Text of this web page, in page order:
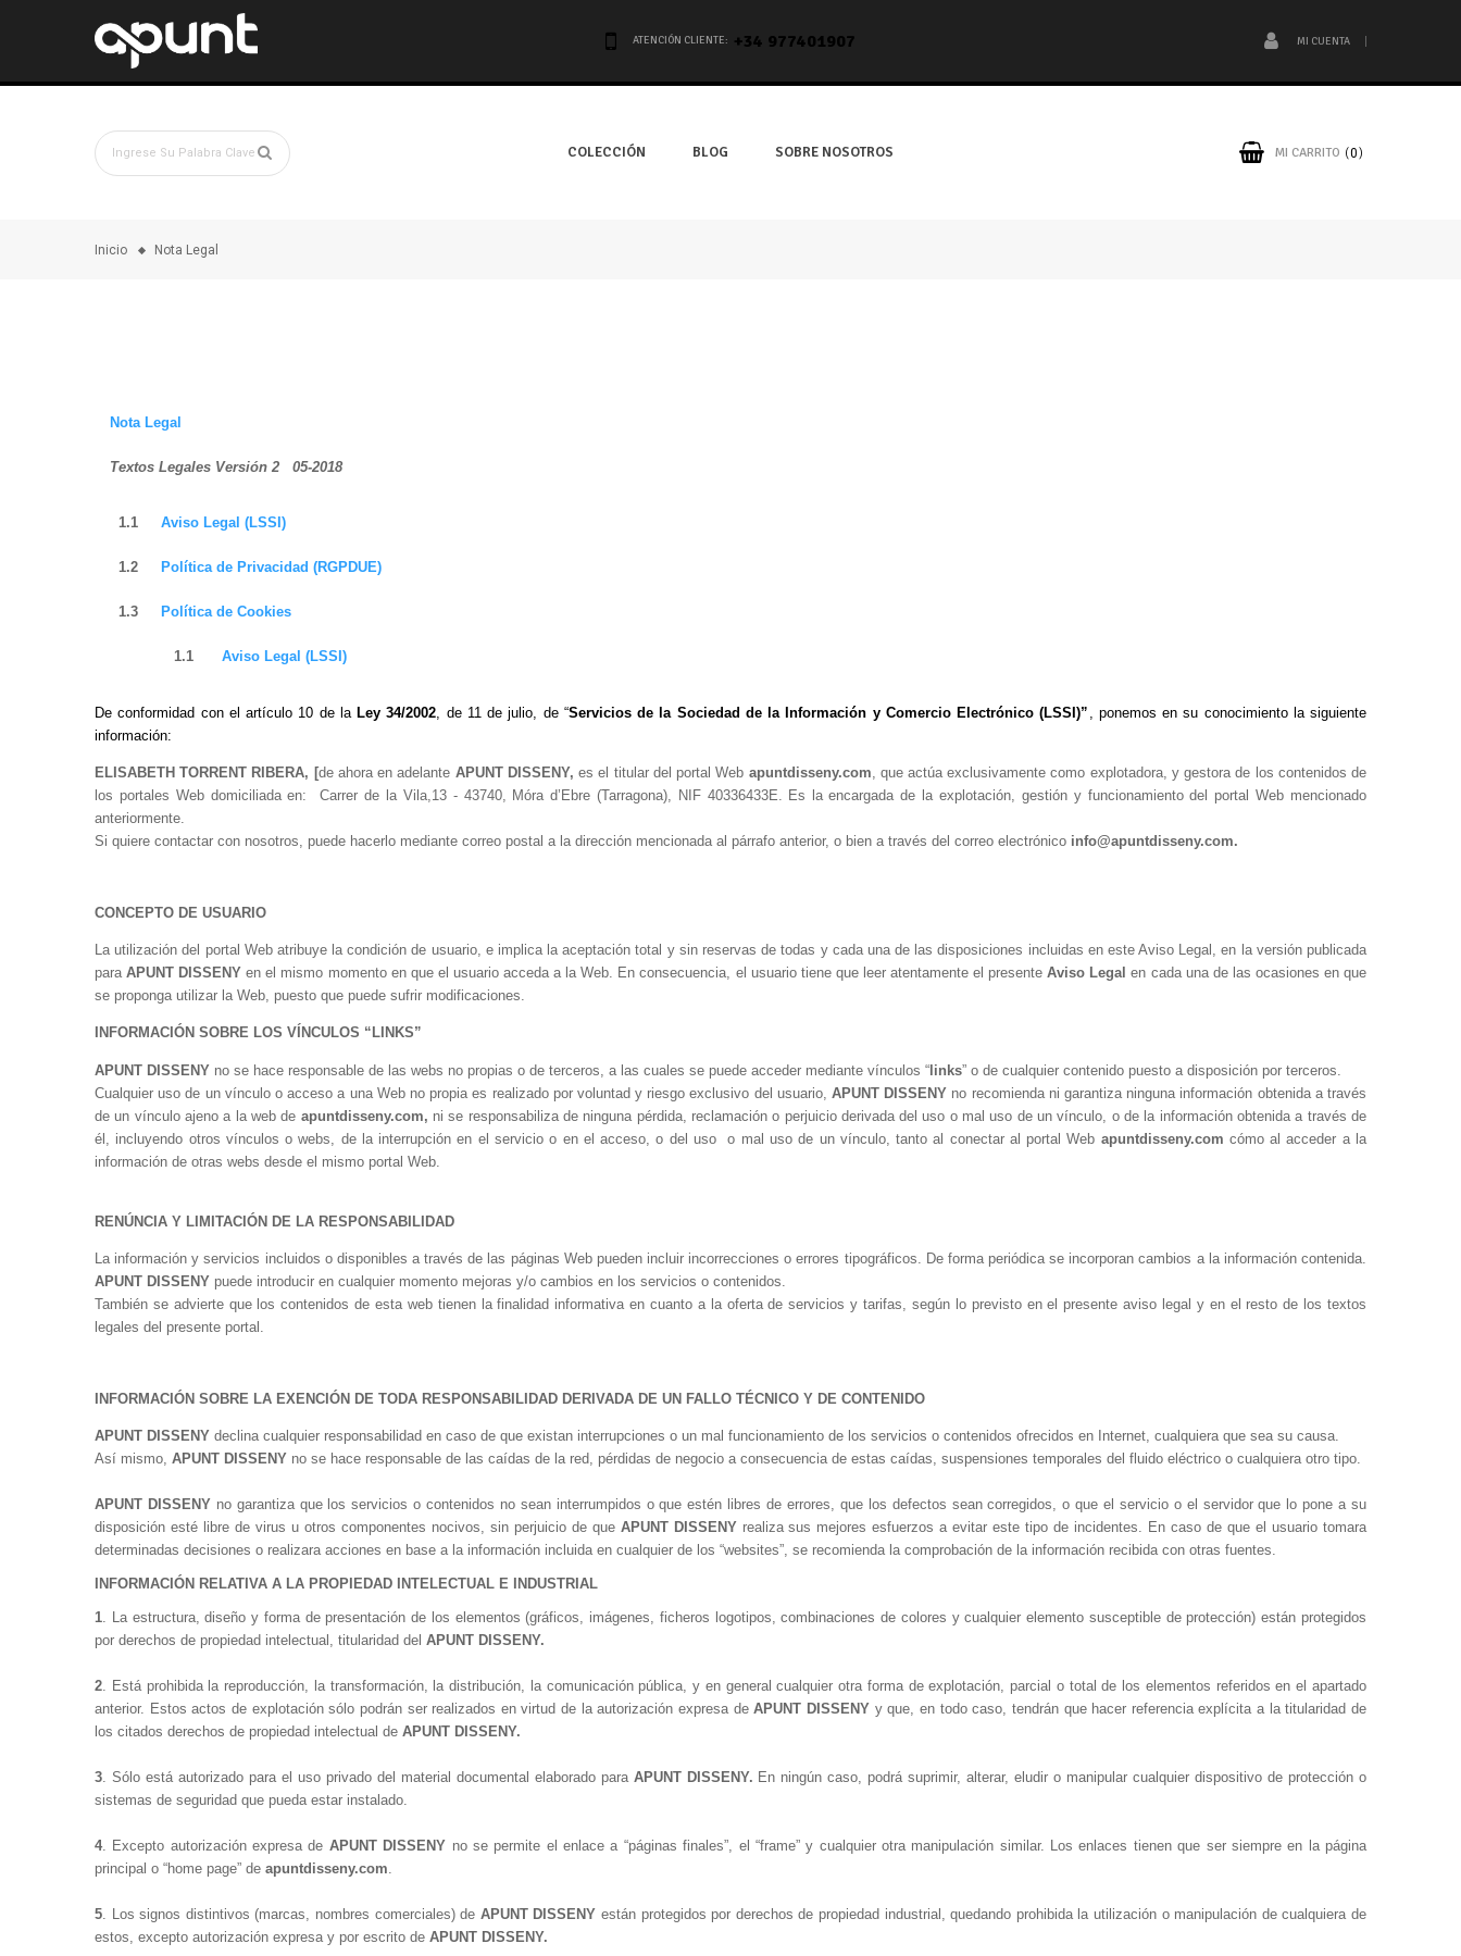
ATENCIÓN CLIENTE: +34 977401907 MI CUENTA
COLECCIÓN BLOG SOBRE NOSOTROS 0
MI CARRITO
Inicio Nota Legal
Nota Legal
Textos Legales Versión 2 05-2018
1.1 Aviso Legal (LSSI)
1.2 Política de Privacidad (RGPDUE)
1.3 Política de Cookies
1.1 Aviso Legal (LSSI)
De conformidad con el artículo 10 de la Ley 34/2002, de 11 de julio, de “Servicios de la Sociedad de la Información y Comercio Electrónico (LSSI)” , ponemos en su conocimiento la siguiente
información:
ELISABETH TORRENT RIBERA, [de ahora en adelante APUNT DISSENY,es el titular del portal Web apuntdisseny.com, que actúa exclusivamente como explotadora, y gestora de los contenidos de
los portales Webdomiciliada en: Carrer de la Vila,13 - 43740, Móra d’Ebre (Tarragona), NIF 40336433E. Es la encargada de la explotación, gestión y funcionamiento del portal Web mencionado
anteriormente.
Si quiere contactar con nosotros, puede hacerlo mediante correo postal a la dirección mencionada al párrafo anterior, o bien a través del correo electrónico info@apuntdisseny.com.
CONCEPTO DE USUARIO
La utilización del portal Web atribuye la condición de usuario, e implica la aceptación total y sin reservas de todas y cada una de las disposiciones incluidas en este Aviso Legal, en la versión publicada
paraAPUNT DISSENY en el mismo momento en que el usuario acceda a la Web. En consecuencia, el usuario tiene que leer atentamente el presenteAviso Legal en cada una de las ocasiones en que
se proponga utilizar la Web, puesto que puede sufrir modificaciones.
INFORMACIÓN SOBRE LOS VÍNCULOS “LINKS”
APUNT DISSENY no se hace responsable de las webs no propias o de terceros, a las cuales se puede acceder mediante vínculos “links” o de cualquier contenido puesto a disposición por terceros.
Cualquier uso de un vínculo o acceso a una Web no propia es realizado por voluntad y riesgo exclusivo del usuario,APUNT DISSENY no recomienda ni garantiza ninguna información obtenida a través
de un vínculo ajeno a la web de apuntdisseny.com, ni se responsabiliza de ninguna pérdida, reclamación o perjuicio derivada del uso o mal uso de un vínculo, o de la información obtenida a través de
él, incluyendo otros vínculos o webs, de la interrupción en el servicio o en el acceso, o del uso
o mal uso de un vínculo, tanto al conectar al portal Web apuntdisseny.com cómo al acceder a la
información de otras webs desde el mismo portal Web.
RENÚNCIA Y LIMITACIÓN DE LA RESPONSABILIDAD
La información y servicios incluidos o disponibles a través de las páginas Web pueden incluir incorrecciones o errores tipográficos. De forma periódica se incorporan cambios a la información contenida.
APUNT DISSENY puede introducir en cualquier momento mejoras y/o cambios en los servicios o contenidos.
También se advierte que los contenidos de esta web tienen la finalidad informativa en cuanto a la oferta de servicios y tarifas, según lo previsto en el presente aviso legal y en el resto de los textos
legales del presente portal.
INFORMACIÓN SOBRE LA EXENCIÓN DE TODA RESPONSABILIDAD DERIVADA DE UN FALLO TÉCNICO Y DE CONTENIDO
APUNT DISSENY declina cualquier responsabilidad en caso de que existan interrupciones o un mal funcionamiento de los servicios o contenidos ofrecidos en Internet, cualquiera que sea su causa.
Así mismo, APUNT DISSENY no se hace responsable de las caídas de la red, pérdidas de negocio a consecuencia de estas caídas, suspensiones temporales del fluido eléctrico o cualquiera otro tipo.
APUNT DISSENY no garantiza que los servicios o contenidos no sean interrumpidos o que estén libres de errores, que los defectos sean corregidos, o que el servicio o el servidor que lo pone a su
disposición esté libre de virus u otros componentes nocivos, sin perjuicio de que APUNT DISSENYrealiza sus mejores esfuerzos a evitar este tipo de incidentes. En caso de que el usuario tomara
determinadas decisiones o realizara acciones en base a la información incluida en cualquier de los “websites”, se recomienda la comprobación de la información recibida con otras fuentes.
INFORMACIÓN RELATIVA A LA PROPIEDAD INTELECTUAL E INDUSTRIAL
1 . La estructura, diseño y forma de presentación de los elementos (gráficos, imágenes, ficheros logotipos, combinaciones de colores y cualquier elemento susceptible de protección) están protegidos
por derechos de propiedad intelectual, titularidad del APUNT DISSENY.
2 . Está prohibida la reproducción, la transformación, la distribución, la comunicación pública, y en general cualquier otra forma de explotación, parcial o total de los elementos referidos en el apartado
anterior. Estos actos de explotación sólo podrán ser realizados en virtud de la autorización expresa deAPUNT DISSENYy que, en todo caso, tendrán que hacer referencia explícita a la titularidad de
los citados derechos de propiedad intelectual de APUNT DISSENY.
3 . Sólo está autorizado para el uso privado del material documental elaborado para APUNT DISSENY. En ningún caso, podrá suprimir, alterar, eludir o manipular cualquier dispositivo de protección o
sistemas de seguridad que pueda estar instalado.
4. Excepto autorización expresa de APUNT DISSENY no se permite el enlace a “páginas finales”, el “frame” y cualquier otra manipulación similar. Los enlaces tienen que ser siempre en la página
principal o “home page” de apuntdisseny.com
5 . Los signos distintivos (marcas, nombres comerciales) de APUNT DISSENY están protegidos por derechos de propiedad industrial, quedando prohibida la utilización o manipulación de cualquiera de
estos, excepto autorización expresa y por escrito de APUNT DISSENY.